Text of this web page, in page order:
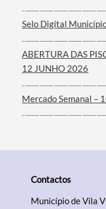
Selo Digital
ABERTURA DAS
12 JUNHO 2026
Mercado Semanal –
Contactos
Município de Vila